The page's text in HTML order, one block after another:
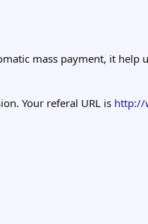
mass payment, it help
Your referal URL is http://